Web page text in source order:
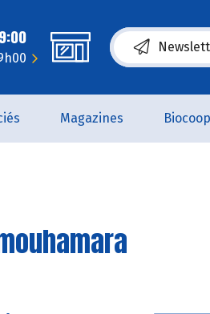
(s’ouvre dans
Magazines Biocoop